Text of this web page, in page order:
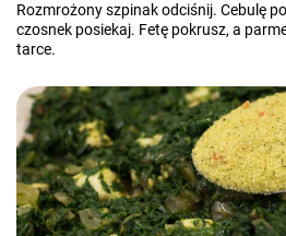
Rozmrożony szpinak odciśnij. Cebulę
czosnek posiekaj. Fetę pokrusz, a
tarce.